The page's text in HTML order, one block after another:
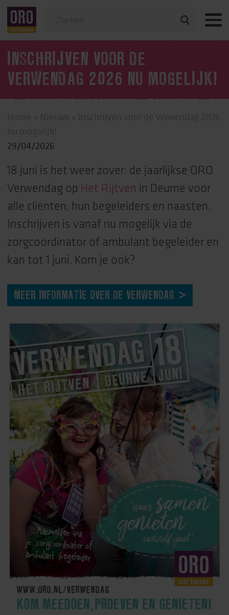
Veelgestelde vragen
INSCHRIJVEN VOOR DE
VERWENDAG 2026 NU MOGELIJK!
29/04/2026
18 juni is het weer zover: de jaarlijkse ORO
Verwendag op Het Rijtven in Deurne voor
alle cliënten, hun begeleiders en naasten.
Inschrijven is vanaf nu mogelijk via de
zorgcoördinator of ambulant begeleider en
kan tot 1 juni. Kom je ook?
MEER INFORMATIE OVER DE VERWENDAG